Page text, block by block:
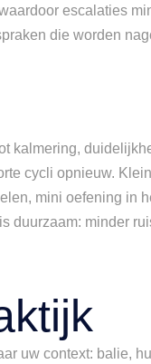
escalaties
die worden
kalmering,
cycli opnieuw.
mini oefening in
duurzaam: minder
uw context: balie,